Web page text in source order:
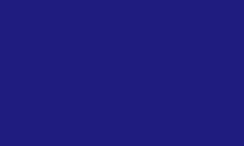
UnionPay
оплате Мир